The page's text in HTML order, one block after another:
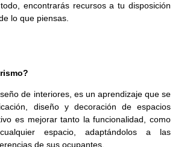
encontrarás recursos a tu disposición
lo que piensas.
de interiores, es un aprendizaje que se
diseño y decoración de espacios
es mejorar tanto la funcionalidad, como
espacio, adaptándolos a las
de sus ocupantes.